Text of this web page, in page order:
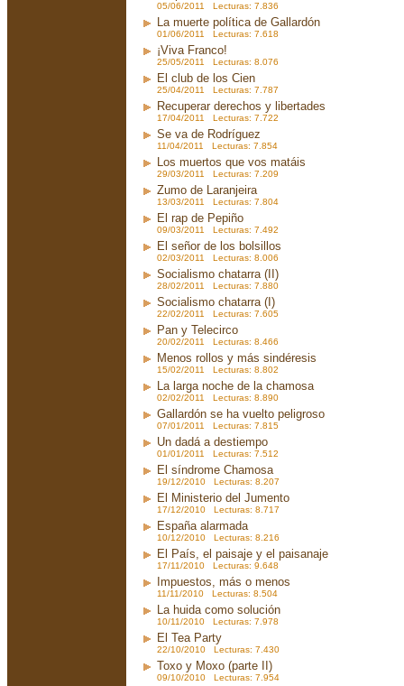
05/06/2011 Lecturas: 7.836
La muerte política de Gallardón
01/06/2011 Lecturas: 7.618
¡Viva Franco!
25/05/2011 Lecturas: 8.076
El club de los Cien
25/04/2011 Lecturas: 7.787
Recuperar derechos y libertades
17/04/2011 Lecturas: 7.722
Se va de Rodríguez
11/04/2011 Lecturas: 7.854
Los muertos que vos matáis
29/03/2011 Lecturas: 7.209
Zumo de Laranjeira
13/03/2011 Lecturas: 7.804
El rap de Pepiño
09/03/2011 Lecturas: 7.492
El señor de los bolsillos
02/03/2011 Lecturas: 8.006
Socialismo chatarra (II)
28/02/2011 Lecturas: 7.880
Socialismo chatarra (I)
22/02/2011 Lecturas: 7.605
Pan y Telecirco
20/02/2011 Lecturas: 8.466
Menos rollos y más sindéresis
15/02/2011 Lecturas: 8.802
La larga noche de la chamosa
02/02/2011 Lecturas: 8.890
Gallardón se ha vuelto peligroso
07/01/2011 Lecturas: 7.815
Un dadá a destiempo
01/01/2011 Lecturas: 7.512
El síndrome Chamosa
19/12/2010 Lecturas: 8.207
El Ministerio del Jumento
17/12/2010 Lecturas: 8.717
España alarmada
10/12/2010 Lecturas: 8.216
El País, el paisaje y el paisanaje
17/11/2010 Lecturas: 9.648
Impuestos, más o menos
11/11/2010 Lecturas: 8.504
La huida como solución
10/11/2010 Lecturas: 7.978
El Tea Party
22/10/2010 Lecturas: 7.430
Toxo y Moxo (parte II)
09/10/2010 Lecturas: 7.954